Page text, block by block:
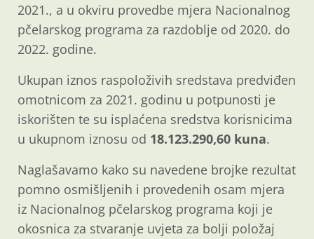
2021., a u okviru provedbe mjera Nacionalnog
pčelarskog programa za razdoblje od 2020. do
2022. godine.
Ukupan iznos raspoloživih sredstava predviđen
omotnicom za 2021. godinu u potpunosti je
iskorišten te su isplaćena sredstva korisnicima
u ukupnom iznosu od 18.123.290,60 kuna.
Naglašavamo kako su navedene brojke rezultat
pomno osmišljenih i provedenih osam mjera
iz Nacionalnog pčelarskog programa koji je
okosnica za stvaranje uvjeta za bolji položaj